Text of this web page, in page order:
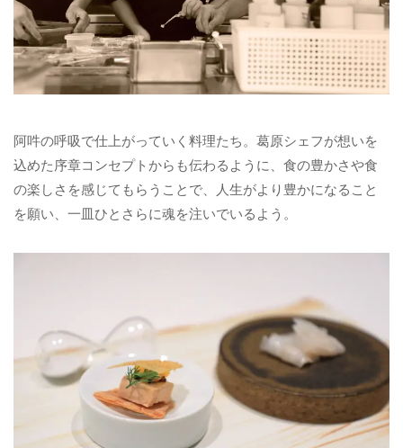
阿吽の呼吸で仕上がっていく料理たち。葛原シェフが想いを
込めた序章コンセプトからも伝わるように、食の豊かさや食
の楽しさを感じてもらうことで、人生がより豊かになること
を願い、一皿ひとさらに魂を注いでいるよう。